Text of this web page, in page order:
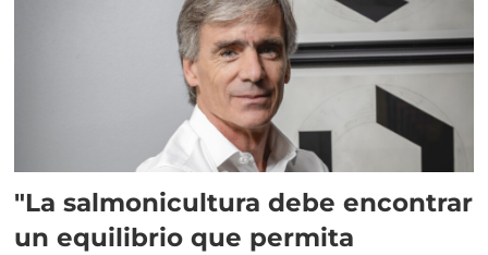
"La salmonicultura debe encontrar
un equilibrio que permita